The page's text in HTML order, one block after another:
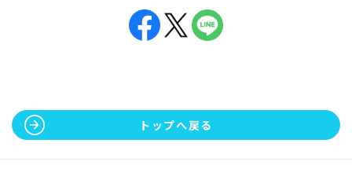
トップへ戻る